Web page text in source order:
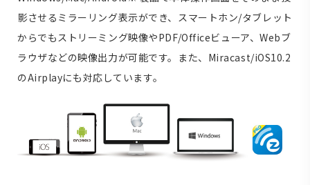
影させるミラーリング表示ができ、スマートホン/タブレット
からでもストリーミング映像やPDF/Officeビューア、Webブ
ラウザなどの映像出力が可能です。また、Miracast/iOS10.2
のAirplayにも対応しています。